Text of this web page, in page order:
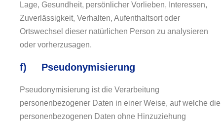
Lage, Gesundheit, persönlicher Vorlieben, Interessen,
Zuverlässigkeit, Verhalten, Aufenthaltsort oder
Ortswechsel dieser natürlichen Person zu analysieren
oder vorherzusagen.
f) Pseudonymisierung
Pseudonymisierung ist die Verarbeitung
personenbezogener Daten in einer Weise, auf welche die
personenbezogenen Daten ohne Hinzuziehung